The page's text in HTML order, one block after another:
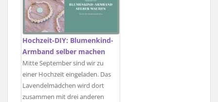
Hochzeit-DIY: Blumenkind-
Armband selber machen
Mitte September sind wir zu
einer Hochzeit eingeladen. Das
Lavendelmädchen wird dort
zusammen mit drei anderen